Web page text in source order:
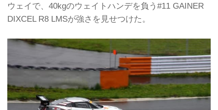
ウェイで、40kgのウェイトハンデを負う#11 GAINER
DIXCEL R8 LMSが強さを見せつけた。